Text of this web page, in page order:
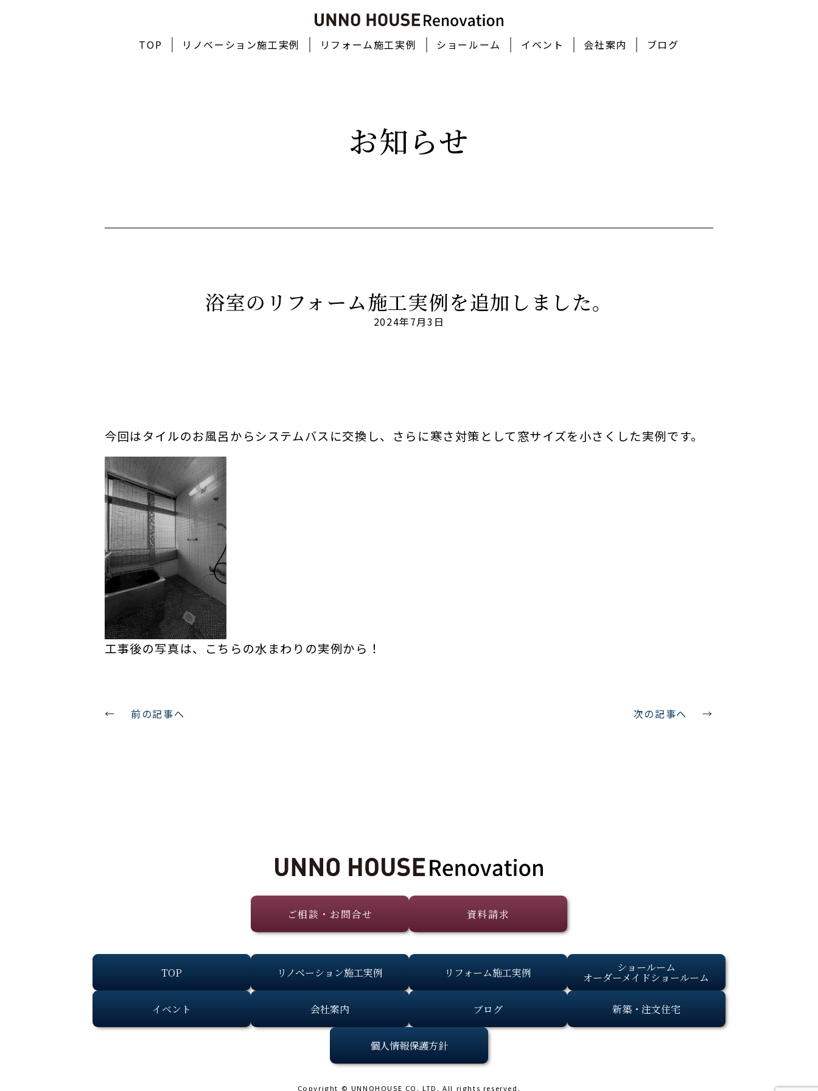
TOP リノベーション施工実例 リフォーム施工実例 ショールーム イベント 会社案内 ブログ
お知らせ
浴室のリフォーム施工実例を追加しました。
2024年7月3日
今回はタイルのお風呂からシステムバスに交換し、さらに寒さ対策として窓サイズを小さくした実例です。
工事後の写真は、こちらの水まわりの実例から！
← 前の記事へ 次の記事へ →
ご相談・お問合せ 資料請求
TOP リノベーション施工実例 リフォーム施工実例 ショールーム
オーダーメイドショールーム
イベント 会社案内 ブログ 新築・注文住宅
個人情報保護方針
Copyright © UNNOHOUSE CO. LTD. All rights reserved.